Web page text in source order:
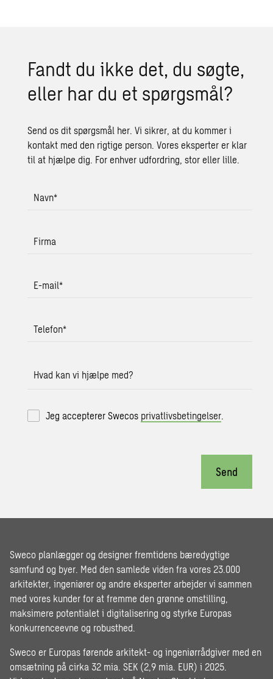
Fandt du ikke det, du søgte,
eller har du et spørgs­mål?
Send os dit spørgsmål her. Vi sikrer, at du kommer i
kontakt med den rigtige person. Vores eksperter er klar
til at hjælpe dig. For enhver udfordring, stor eller lille.
Navn*
Firma
E-mail*
Telefon*
Hvad kan vi hjælpe med?
Jeg accepterer Swecos privatlivsbetingelser
Send
Sweco planlægger og designer fremtidens bæredygtige
samfund og byer. Med den samlede viden fra vores 23.000
arkitekter, ingeniører og andre eksperter arbejder vi sammen
med vores kunder for at fremme den grønne omstilling,
maksimere potentialet i digitalisering og styrke Europas
konkurrenceevne og robusthed.
Sweco er Europas førende arkitekt- og ingeniørrådgiver med en
omsætning på cirka 32 mia. SEK (2,9 mia. EUR) i 2025.